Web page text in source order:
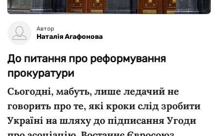
Автор
Наталія Агафонова
До питання про реформування
прокуратури
Сьогодні, мабуть, лише ледачий не
говорить про те, які кроки слід зробити
Україні на шляху до підписання Угоди